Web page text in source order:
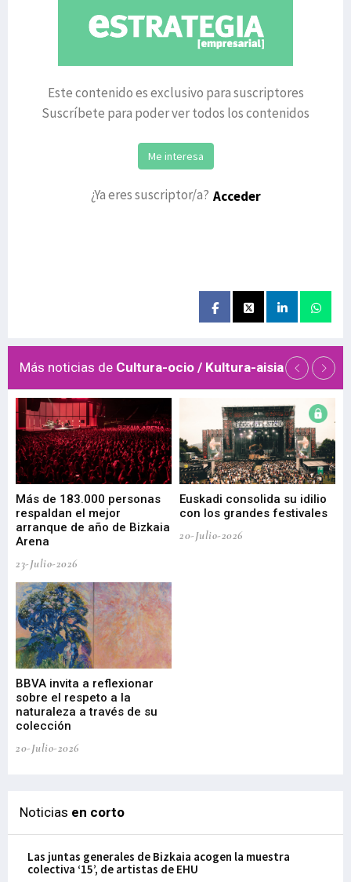
Este contenido es exclusivo para suscriptores
Suscríbete para poder ver todos los contenidos
Me interesa
¿Ya eres suscriptor/a? Acceder
Más noticias de Cultura-ocio / Kultura-aisia
Más de 183.000 personas
respaldan el mejor
arranque de año de Bizkaia
Arena
23-Julio-2026
Euskadi consolida su idilio
con los grandes festivales
20-Julio-2026
BBVA invita a reflexionar
sobre el respeto a la
naturaleza a través de su
colección
20-Julio-2026
Noticias en corto
Las juntas generales de Bizkaia acogen la muestra
colectiva ‘15’, de artistas de EHU